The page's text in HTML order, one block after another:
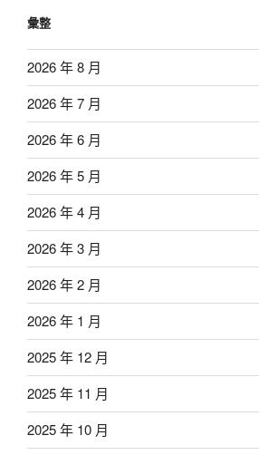
彙整
2026 年 8 月
2026 年 7 月
2026 年 6 月
2026 年 5 月
2026 年 4 月
2026 年 3 月
2026 年 2 月
2026 年 1 月
2025 年 12 月
2025 年 11 月
2025 年 10 月